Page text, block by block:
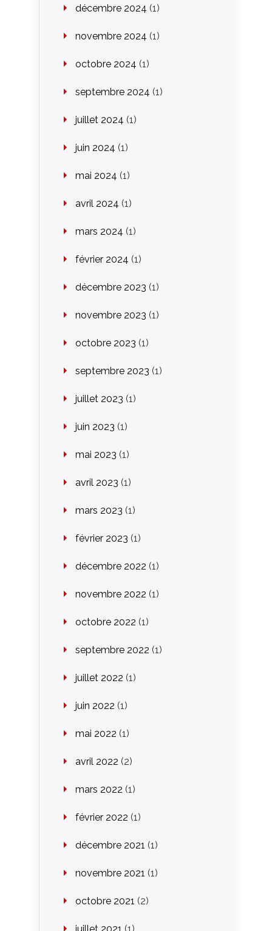
décembre 2024 (1)
novembre 2024 (1)
octobre 2024 (1)
septembre 2024 (1)
juillet 2024 (1)
juin 2024 (1)
mai 2024 (1)
avril 2024 (1)
mars 2024 (1)
février 2024 (1)
décembre 2023 (1)
novembre 2023 (1)
octobre 2023 (1)
septembre 2023 (1)
juillet 2023 (1)
juin 2023 (1)
mai 2023 (1)
avril 2023 (1)
mars 2023 (1)
février 2023 (1)
décembre 2022 (1)
novembre 2022 (1)
octobre 2022 (1)
septembre 2022 (1)
juillet 2022 (1)
juin 2022 (1)
mai 2022 (1)
avril 2022 (2)
mars 2022 (1)
février 2022 (1)
décembre 2021 (1)
novembre 2021 (1)
octobre 2021 (2)